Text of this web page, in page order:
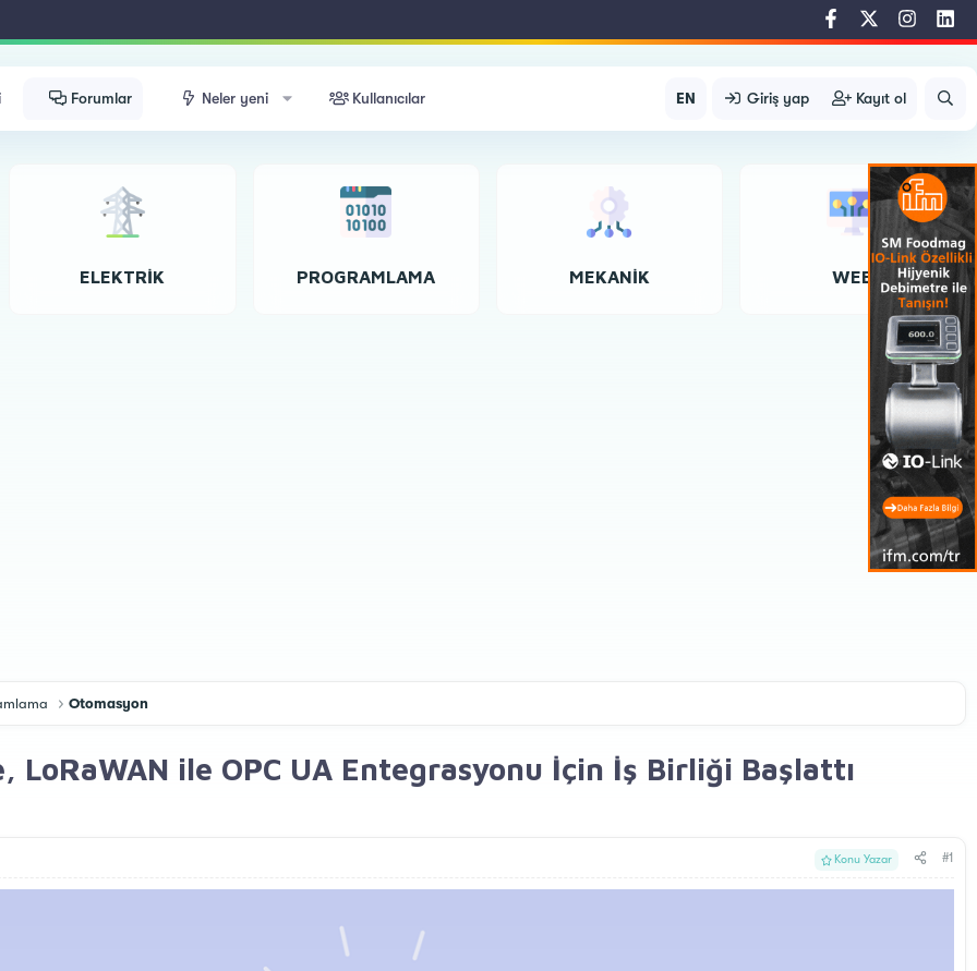
Forumlar Neler yeni Kullanıcılar EN Giriş yap Kayıt ol
ELEKTRIK PROGRAMLAMA MEKANIK WEB
Otomasyon
LoRaWAN ile OPC UA Entegrasyonu İçin İş Birliği Başlattı
Konu Yazar #1